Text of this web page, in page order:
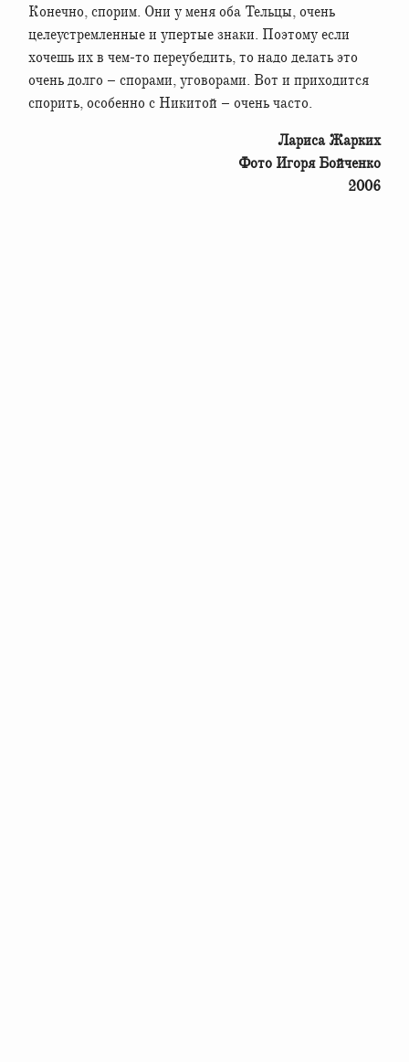
Конечно, спорим. Они у меня оба Тельцы, очень
целеустремленные и упертые знаки. Поэтому если
хочешь их в чем-то переубедить, то надо делать это
очень долго – спорами, уговорами. Вот и приходится
спорить, особенно с Никитой – очень часто.
Лариса Жарких
Фото Игоря Бойченко
2006